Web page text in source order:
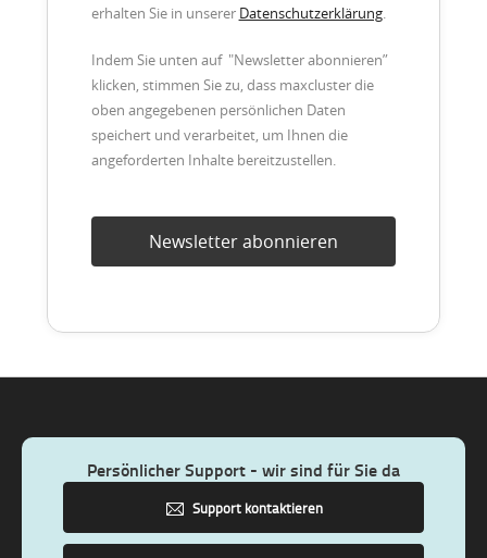
erhalten Sie in unserer Datenschutzerklärung.
Indem Sie unten auf "Newsletter abonnieren”
klicken, stimmen Sie zu, dass maxcluster die
oben angegebenen persönlichen Daten
speichert und verarbeitet, um Ihnen die
angeforderten Inhalte bereitzustellen.
Persönlicher Support - wir sind für Sie da
Support kontaktieren